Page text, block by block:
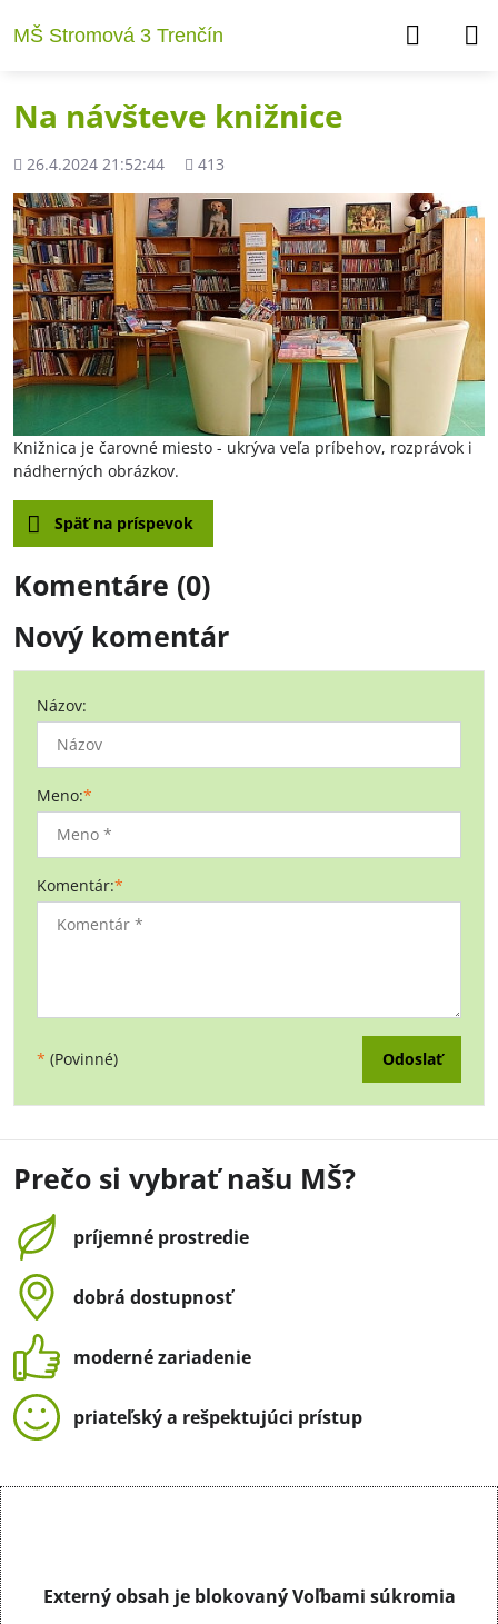
MŠ Stromová 3 Trenčín
Na návšteve knižnice
Pridané
26.4.2024 21:52:44
Počet
413
Knižnica je čarovné miesto - ukrýva veľa príbehov, rozprávok i
nádherných obrázkov.
Späť na príspevok
Komentáre (0)
Nový komentár
Názov:
Meno:*
Komentár:*
* (Povinné) Odoslať
Prečo si vybrať našu MŠ?
príjemné prostredie
dobrá dostupnosť
moderné zariadenie
priateľský a rešpektujúci prístup
Externý obsah je blokovaný Voľbami súkromia